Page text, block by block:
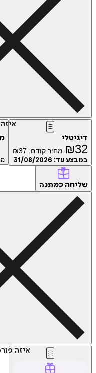
דיגיטלי
₪32 מחיר קודם: ₪37
במבצע עד: 31/08/2026
שליחה כמתנה
איזה